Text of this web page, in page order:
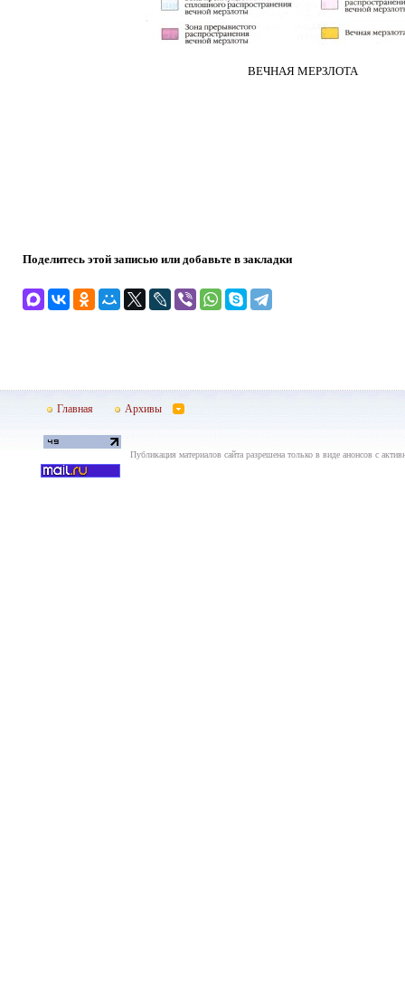
ВЕЧНАЯ МЕРЗЛОТА
Поделитесь этой записью или добавьте в закладки
Главная Архивы
Публикация материалов сайта разрешена только в виде анонсов с